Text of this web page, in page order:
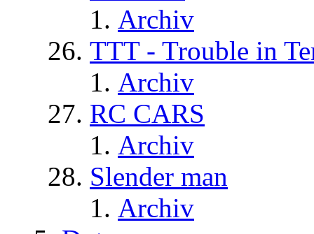
Archiv
TTT - Trouble in
Archiv
RC CARS
Archiv
Slender man
Archiv